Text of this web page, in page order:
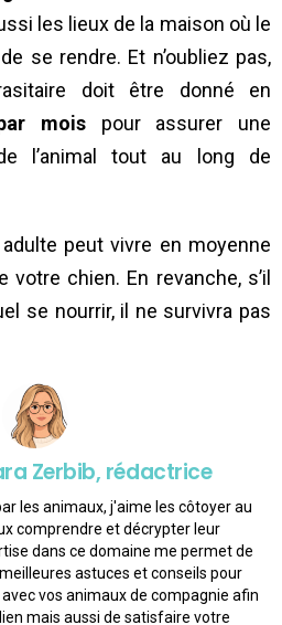
les lieux de la maison où le
se rendre. Et n’oubliez pas,
doit être donné en
moispour assurer une
l’animal tout au long de
peut vivre en moyenne
chien. En revanche, s’il
se nourrir, il ne survivra pas
Zerbib, rédactrice
les animaux, j'aime les côtoyer au
comprendre et décrypter leur
dans ce domaine me permet de
astuces et conseils pour
vos animaux de compagnie afin
mais aussi de satisfaire votre